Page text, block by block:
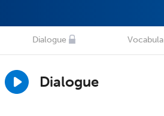
Dialogue
Dialogue